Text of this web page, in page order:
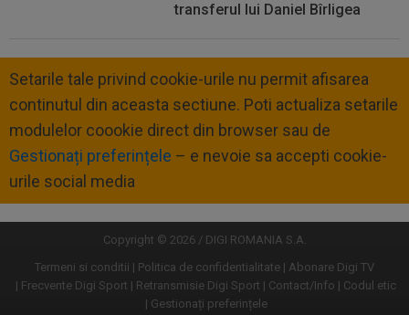
transferul lui Daniel Bîrligea
Setarile tale privind cookie-urile nu permit afisarea
continutul din aceasta sectiune. Poti actualiza setarile
modulelor coookie direct din browser sau de
Gestionați preferințele – e nevoie sa accepti cookie-
urile social media
Copyright © 2026 / DIGI ROMANIA S.A.
Termeni si conditii
Politica de confidentialitate
Abonare Digi TV
Frecvente Digi Sport
Retransmisie Digi Sport Contact/Info
Codul etic
Gestionați preferințele